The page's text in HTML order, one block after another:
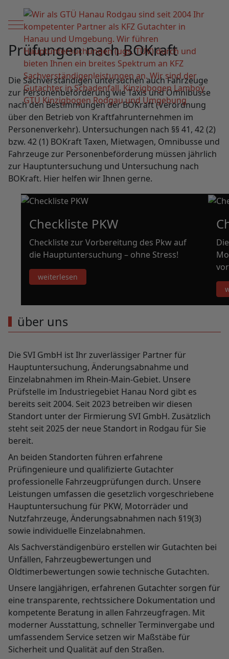
Mobile Menu Toggle
Prüfungen nach BOKraft
Die Sachverständigen untersuchen auch Fahrzeuge
zur Personenbeförderung wie Taxis und Omnibusse
nach den Bestimmungen der BOKraft (Verordnung
über den Betrieb von Kraftfahrunternehmen im
Personenverkehr). Untersuchungen nach §§ 41, 42 (2)
bzw. 42 (1) BOKraft Taxen, Mietwagen, Omnibusse und
Fahrzeuge zur Personenbeförderung müssen jährlich
zur Hauptuntersuchung und Untersuchung nach
BOKraft. Hier helfen wir Ihnen gerne.
Checkliste PKW
Checkliste zur Vorbereitung des Pkw auf
die Hauptuntersuchung – ohne Stress!
weiterlesen
über uns
Die SVI GmbH ist Ihr zuverlässiger Partner für
Hauptuntersuchung, Änderungsabnahme und
Einzelabnahmen im Rhein-Main-Gebiet. Unsere
Prüfstelle im Industriegebiet Hanau Nord gibt es
bereits seit 2004. Seit 2023 betreiben wir diesen
Standort unter der Firmierung SVI GmbH. Zusätzlich
steht seit 2025 der neue Standort in Rodgau für Sie
bereit.
An beiden Standorten führen erfahrene
Prüfingenieure und qualifizierte Gutachter
professionelle Fahrzeugprüfungen durch. Unsere
Leistungen umfassen die gesetzlich vorgeschriebene
Hauptuntersuchung für PKW, Motorräder und
Nutzfahrzeuge, Änderungsabnahmen nach §19(3)
sowie individuelle Einzelabnahmen.
Als Sachverständigenbüro erstellen wir Gutachten bei
Unfällen, Fahrzeugbewertungen und
Oldtimerbewertungen sowie technische Gutachten.
Unsere langjährigen, erfahrenen Gutachter sorgen für
eine transparente, rechtssichere Dokumentation und
kompetente Beratung in allen Fahrzeugfragen. Mit
moderner Ausstattung, schneller Terminvergabe und
umfassendem Service setzen wir Maßstäbe für
Sicherheit und Qualität auf den Straßen.